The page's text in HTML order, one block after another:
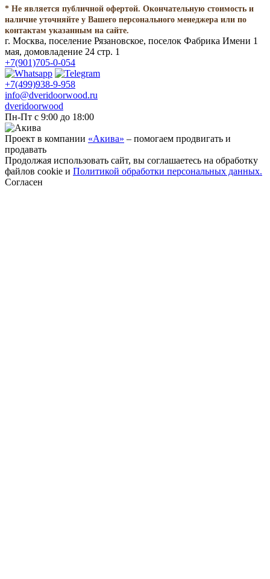
* Не является публичной офертой. Окончательную стоимость и
наличие уточняйте у Вашего персонального менеджера или по
контактам указанным на сайте.
г. Москва, поселение Рязановское, поселок Фабрика Имени 1
мая, домовладение 24 стр. 1
+7(901)705-0-054
+7(499)938-9-958
info@dveridoorwood.ru
dveridoorwood
Пн-Пт с 9:00 до 18:00
Проект в компании «Акива» – помогаем продвигать и
продавать
Продолжая использовать сайт, вы соглашаетесь на обработку
файлов cookie и Политикой обработки персональных данных.
Согласен